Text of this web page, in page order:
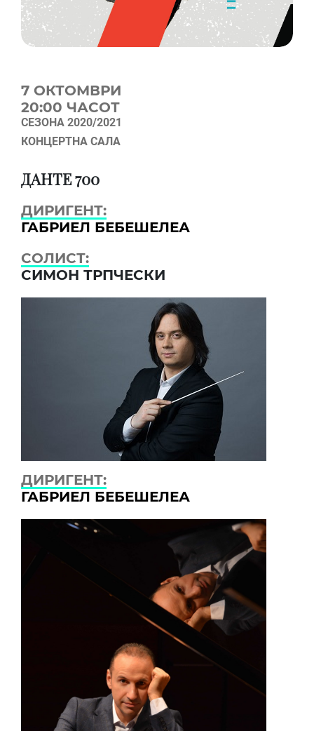
7 OКТОМВРИ
20:00 ЧАСОТ
СЕЗОНА 2020/2021
КОНЦЕРТНА САЛА
ДАНТЕ 700
ДИРИГЕНТ:
ГАБРИЕЛ БЕБЕШЕЛЕА
СОЛИСТ:
СИМОН ТРПЧЕСКИ
ДИРИГЕНТ:
ГАБРИЕЛ БЕБЕШЕЛЕА